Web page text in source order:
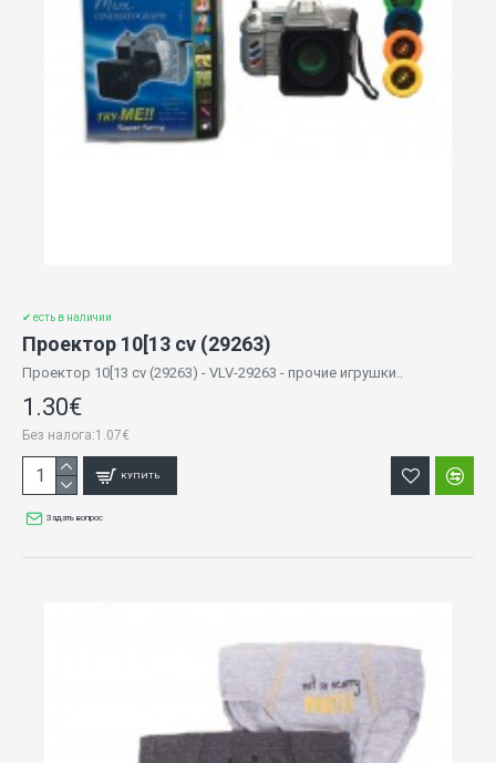
✔ есть в наличии
Проектор 10[13 cv (29263)
Проектор 10[13 cv (29263) - VLV-29263 - прочие игрушки..
1.30€
Без налога:1.07€
КУПИТЬ
Задать вопрос